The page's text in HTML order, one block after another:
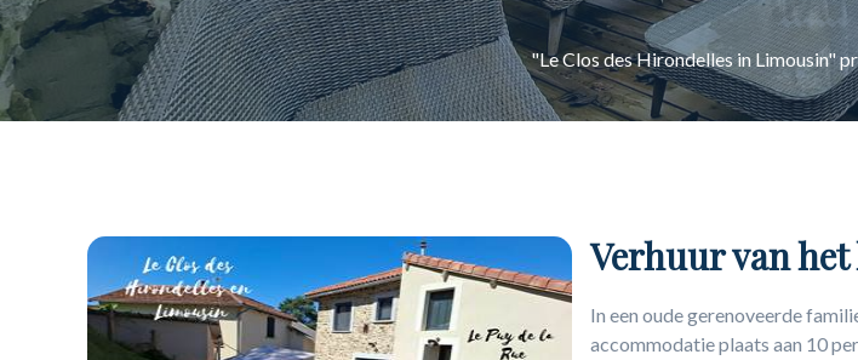
"Le Clos des Hirondelles in Limousin"
Verhuur van
In een oude gerenoveerde
accommodatie plaats aan 10